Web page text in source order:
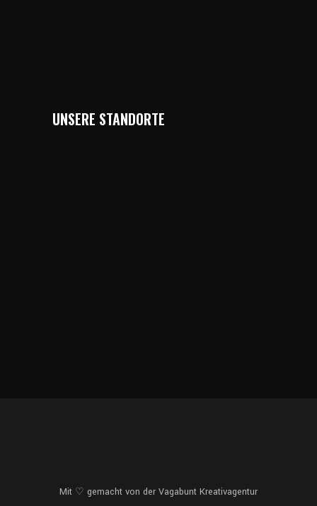
UNSERE STANDORTE
Mit ♡ gemacht von der Vagabunt Kreativagentur